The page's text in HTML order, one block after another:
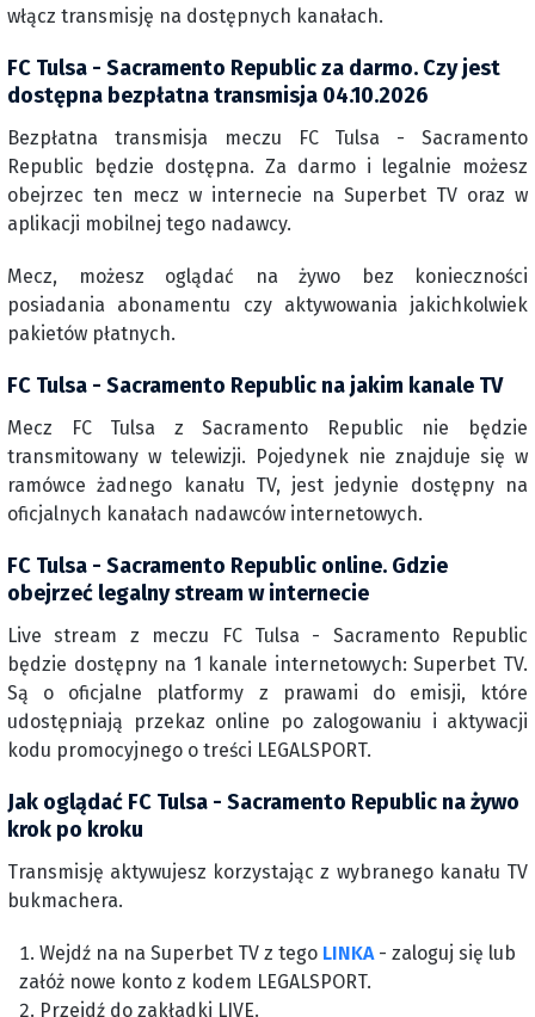
włącz transmisję na dostępnych kanałach.
FC Tulsa - Sacramento Republic za darmo. Czy jest
dostępna bezpłatna transmisja 04.10.2026
Bezpłatna transmisja meczu FC Tulsa - Sacramento
Republic będzie dostępna. Za darmo i legalnie możesz
obejrzec ten mecz w internecie na Superbet TV oraz w
aplikacji mobilnej tego nadawcy.
Mecz, możesz oglądać na żywo bez konieczności
posiadania abonamentu czy aktywowania jakichkolwiek
pakietów płatnych.
FC Tulsa - Sacramento Republic na jakim kanale TV
Mecz FC Tulsa z Sacramento Republic nie będzie
transmitowany w telewizji. Pojedynek nie znajduje się w
ramówce żadnego kanału TV, jest jedynie dostępny na
oficjalnych kanałach nadawców internetowych.
FC Tulsa - Sacramento Republic online. Gdzie
obejrzeć legalny stream w internecie
Live stream z meczu FC Tulsa - Sacramento Republic
będzie dostępny na 1 kanale internetowych: Superbet TV.
Są o oficjalne platformy z prawami do emisji, które
udostępniają przekaz online po zalogowaniu i aktywacji
kodu promocyjnego o treści LEGALSPORT.
Jak oglądać FC Tulsa - Sacramento Republic na żywo
krok po kroku
Transmisję aktywujesz korzystając z wybranego kanału TV
bukmachera.
Wejdź na na Superbet TV z tego LINKA- zaloguj się lub
załóż nowe konto z kodem LEGALSPORT.
Przejdź do zakładki LIVE.